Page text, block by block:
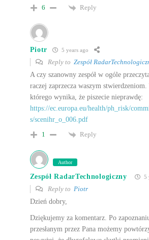
6
Reply
Piotr 5 years ago
Reply to Zespół
A czy szanowny zespół w ogóle
raczej zaprzecza waszym
którego wynika, że piszecie nieprawdę:
https://ec.europa.eu/health/ph_risk/
s/scenihr_o_006.pdf
1
Reply
Author
Zespół RadarTechnologiczny 5
Reply to Piotr
Dzień dobry,
Dziękujemy za komentarz. Po
przesłanym przez Pana możemy